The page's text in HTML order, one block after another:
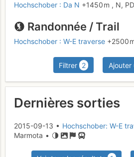
Hochschober : Da N +1450 m , N,
Randonnée / Trail
Hochschober : W-E traverse +2500
Filtrer 2 Ajouter
Dernières sorties
2015-09-13 • Hochschober: W-E
Marmota •